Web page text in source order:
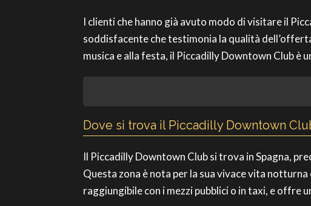
I clienti che hanno già avuto modo di visitare il
soddisfacente che testimonia la qualità
musica e alla festa, il Piccadilly Downtown Club è
Dove si trova il Piccadilly Downtown
Il Piccadilly Downtown Club si trova in Spagna,
Questa zona è nota per la sua vivace vita
raggiungibile con i mezzi pubblici o in taxi, e offre